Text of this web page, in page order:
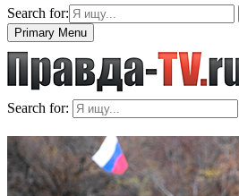
Search for:
Primary Menu
Search for: